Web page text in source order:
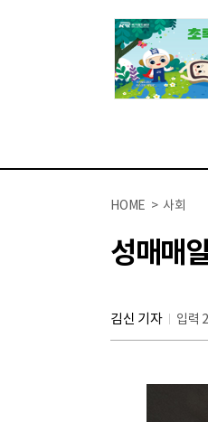
HOME > 사회
성매매
김신 기자 입력